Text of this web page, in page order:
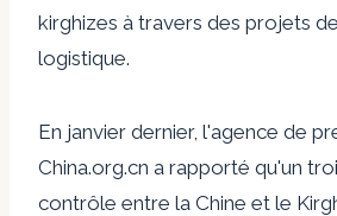
kirghizes à travers des projets
logistique.
En janvier dernier, l'agence de
China.org.cn a rapporté qu'un
contrôle entre la Chine et le